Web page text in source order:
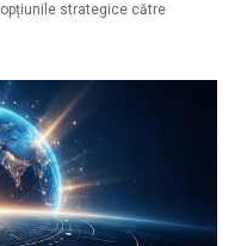
strategice către